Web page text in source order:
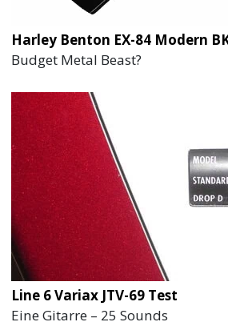
Harley Benton EX-84 Modern
Budget Metal Beast?
Line 6 Variax JTV-69 Test
Eine Gitarre – 25 Sounds